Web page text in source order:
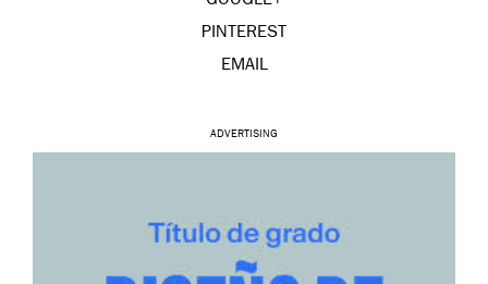
PINTEREST
EMAIL
ADVERTISING